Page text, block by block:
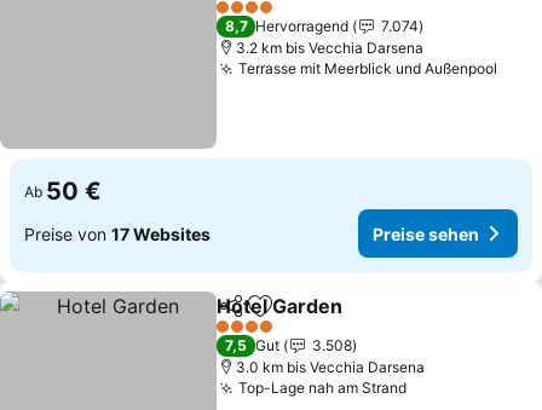
4 Sterne
8,7 Hervorragend
7.074
3.2 km bis Vecchia Darsena
Terrasse mit Meerblick und Außenpool
Ab 50 €
Preise von 17 Websites Preise sehen
TeilenZu Favoriten hinzufügen
Hotel Garden
4 Sterne
7,5 Gut
3.508
3.0 km bis Vecchia Darsena
Top-Lage nah am StrandPreise sehen